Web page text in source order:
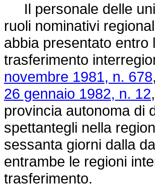
Il personale delle
ruoli nominativi
abbia presentato entro
trasferimento
novembre 1981, n. 678
26 gennaio 1982, n. 12
provincia autonoma di
spettantegli nella
sessanta giorni dalla
entrambe le regioni
trasferimento.